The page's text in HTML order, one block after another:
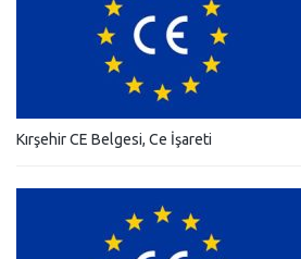
Kırşehir CE Belgesi, Ce İşareti